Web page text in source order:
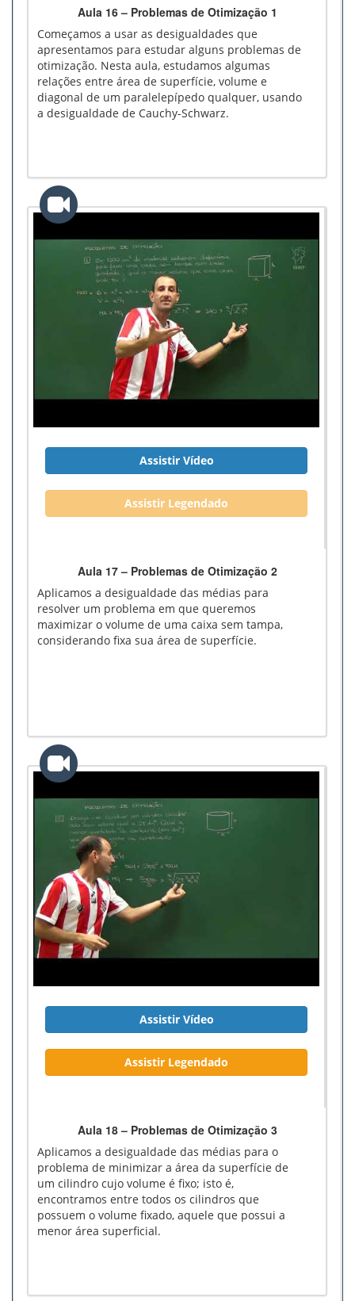
Aula 16 – Problemas de Otimização 1
Começamos a usar as desigualdades que
apresentamos para estudar alguns problemas de
otimização. Nesta aula, estudamos algumas
relações entre área de superfície, volume e
diagonal de um paralelepípedo qualquer, usando
a desigualdade de Cauchy-Schwarz.
Assistir Vídeo
Assistir Legendado
Aula 17 – Problemas de Otimização 2
Aplicamos a desigualdade das médias para
resolver um problema em que queremos
maximizar o volume de uma caixa sem tampa,
considerando fixa sua área de superfície.
Assistir Vídeo
Assistir Legendado
Aula 18 – Problemas de Otimização 3
Aplicamos a desigualdade das médias para o
problema de minimizar a área da superfície de
um cilindro cujo volume é fixo; isto é,
encontramos entre todos os cilindros que
possuem o volume fixado, aquele que possui a
menor área superficial.